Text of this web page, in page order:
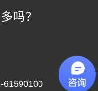
吗？
61590100